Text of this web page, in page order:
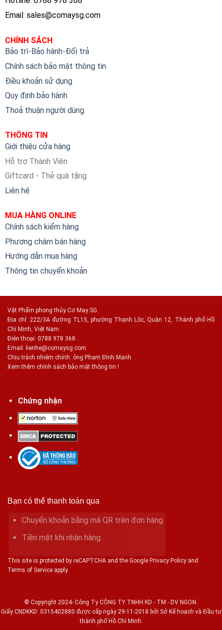
Email: sales@comaysg.com
CHÍNH SÁCH
Bảo trì-Bảo hành-Đổi trả
Chính sách bảo mật thông tin
Điều khoản sử dụng
Quy định bảo hành
Thoả thuận người dùng
THÔNG TIN
Giới thiệu cửa hàng
Hỗ trợ Thành Viên
Giftcard - Thẻ quà tặng
Liên hệ
MUA HÀNG ONLINE
Chính sách kiểm hàng
Phương châm bán hàng
Hướng dẫn mua hàng
Thông tin chuyển khoản
Vật Phẩm phong thủy Cơ May SG.
Địa chỉ: 222/3A đường TL15, phường Thạnh Lộc, Quận 12, Thành phố Hồ
Chí Minh, Việt Nam.
Điện thoại: 0788 978 368 .
Email: lienhe@comaysg.com
Chịu trách nhiệm chính: ông Phạm Đình Mạnh
Xem thêm chính sách bảo mật thông tin !
Chứng nhận
Bạn có thể thanh toán qua
Chuyển khoản bằng mã QR trên đơn hàng
Tiền mặt khi nhận hàng
This site is protected by reCAPTCHA and the Google Privacy Policy and
Terms of Service apply.
© Copyright 2024- Công Ty CÔNG TY TNHH KD - TM - DV NGON.
Giấy CNDKKD: 0315402880 được cấp ngày 29-11-2018 bởi Sở Kế hoạch và Đầu tư
thành phố Hồ Chí Minh.